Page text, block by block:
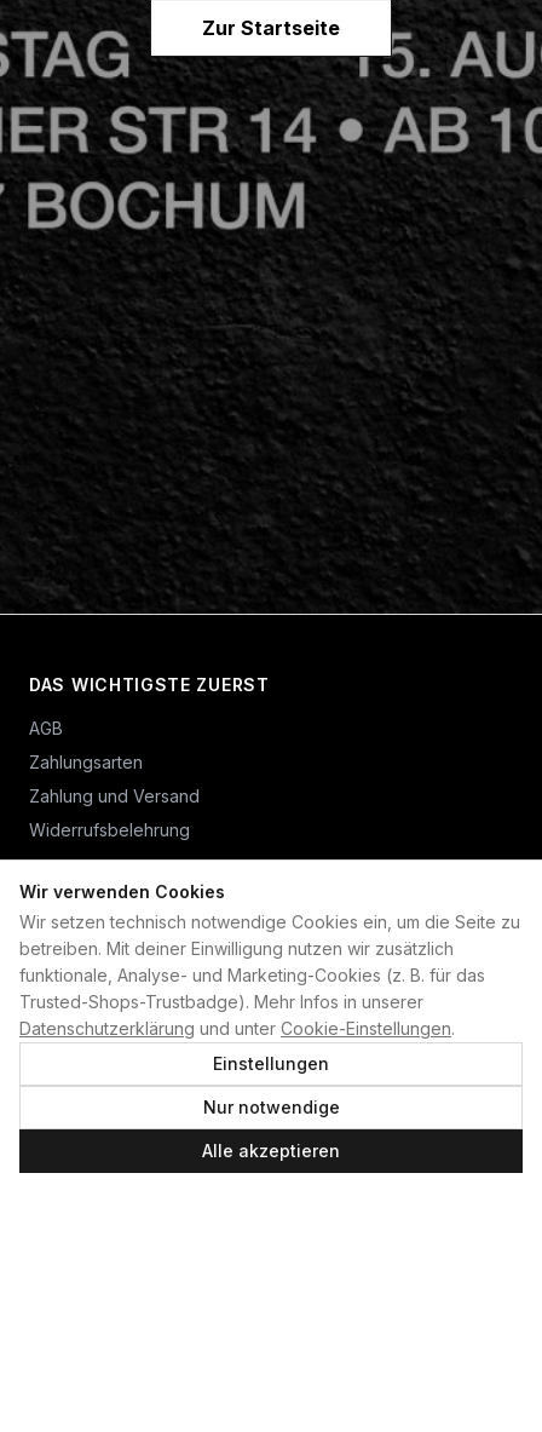
Wir verwenden Cookies
Wir setzen technisch notwendige Cookies ein, um die Seite zu
betreiben. Mit deiner Einwilligung nutzen wir zusätzlich
funktionale, Analyse- und Marketing-Cookies (z. B. für das
Trusted-Shops-Trustbadge). Mehr Infos in unserer
Datenschutzerklärung und unter Cookie-Einstellungen.
Einstellungen
Nur notwendige
Alle akzeptieren
Zur Startseite
DAS WICHTIGSTE ZUERST
AGB
Zahlungsarten
Zahlung und Versand
Widerrufsbelehrung
PLAN B
Home
Kontakt
Impressum
Datenschutzerklärung